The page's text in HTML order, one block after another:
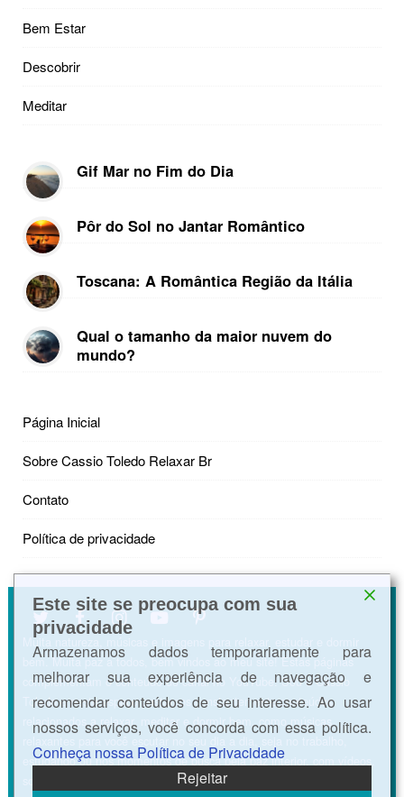
Bem Estar
Descobrir
Meditar
Gif Mar no Fim do Dia
Pôr do Sol no Jantar Romântico
Toscana: A Romântica Região da Itália
Qual o tamanho da maior nuvem do
mundo?
Página Inicial
Sobre Cassio Toledo Relaxar Br
Contato
Política de privacidade
Muita natureza, músicas e imagens para relaxar, estudar e dormir
bem. Muita paz a todos, bem vindos ao meu site! Estas páginas
complementam o conteúdo do canal no YouTube. Sou o Cássio
Toledo e neste espaço postamos constantemente conteúdos
relacionados a relaxar, meditar e dormir bem, como músicas
relaxantes para você escutar no seu dia a dia, seja no trabalho,
estudando ou nos momentos de busca pela paz interior, com vídeos,
sons da natureza, ASMR e músicas para acalmar a mente e
Este site se preocupa com sua
privacidade
Armazenamos dados temporariamente para
melhorar sua experiência de navegação e
recomendar conteúdos de seu interesse. Ao usar
nossos serviços, você concorda com essa política.
Conheça nossa Política de Privacidade
Rejeitar